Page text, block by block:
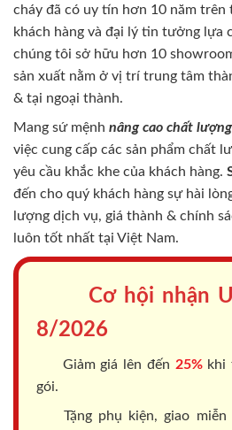
cháy đã có uy tín hơn 10 năm
khách hàng và đại lý tin tưởng lựa
chúng tôi sở hữu hơn 10
sản xuất nằm ở vị trí trung tâm
& tại ngoại thành.
Mang sứ mệnh nâng cao chất
việc cung cấp các sản phẩm chất
yêu cầu khắc khe của khách hàng.
đến cho quý khách hàng sự hài
lượng dịch vụ, giá thành & chính
luôn tốt nhất tại Việt Nam.
Cơ hội nhận
8/2026
Giảm giá lên đến 25%khi
gói.
Tặng phụ kiện, giao